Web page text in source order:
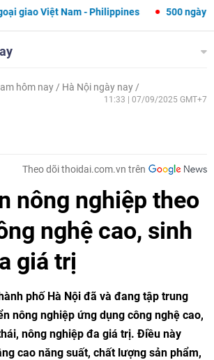
Nam - Philippines 500 ngày đêm tìm
hôm nay Hà Nội ngày nay
11:33 | 07/09/2025 GMT+7
Theo dõi thoidai.com.vn trên
nông nghiệp theo
nghệ cao, sinh
giá trị
phố Hà Nội đã và đang tập trung
nông nghiệp ứng dụng công nghệ cao,
nông nghiệp đa giá trị. Điều này
cao năng suất, chất lượng sản phẩm,